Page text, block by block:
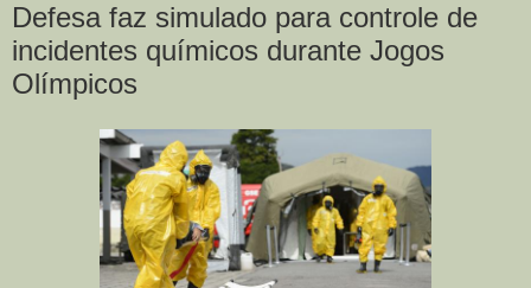
Defesa faz simulado para controle de
incidentes químicos durante Jogos
Olímpicos